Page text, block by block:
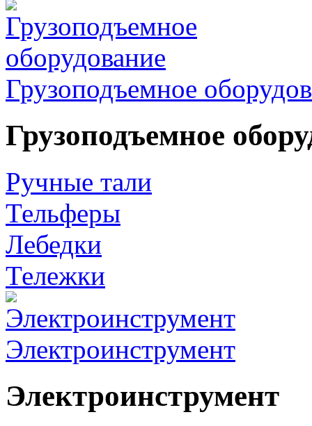
Грузоподъемное
Грузоподъемное
Ручные тали
Тельферы
Лебедки
Тележки
Электроинструмент
Электроинструмент